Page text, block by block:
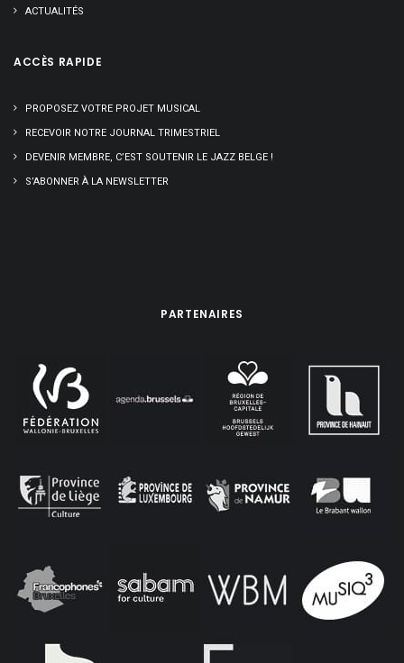
ACTUALITÉS
ACCÈS RAPIDE
PROPOSEZ VOTRE PROJET MUSICAL
RECEVOIR NOTRE JOURNAL TRIMESTRIEL
DEVENIR MEMBRE, C’EST SOUTENIR LE JAZZ BELGE !
S’ABONNER À LA NEWSLETTER
PARTENAIRES